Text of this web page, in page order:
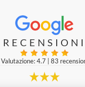
RECENSIONI
Valutazione: 4.7 83